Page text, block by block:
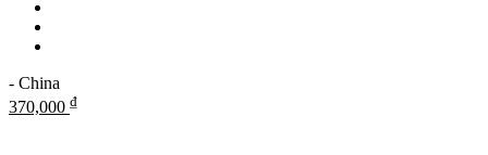
- China
370,000 ₫